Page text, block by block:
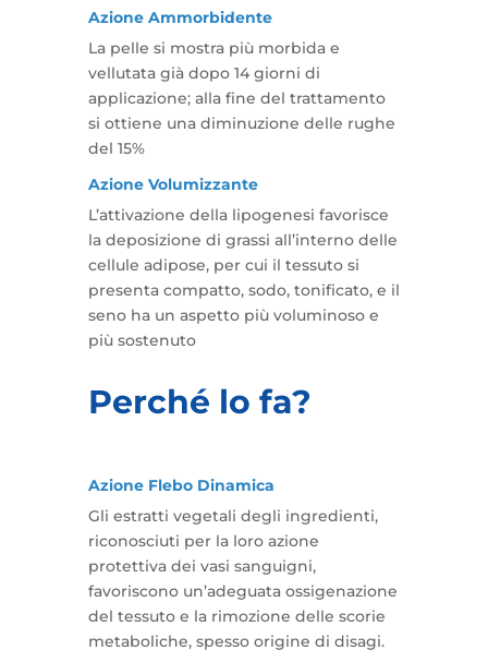
Azione Ammorbidente
La pelle si mostra più morbida e
vellutata già dopo 14 giorni di
applicazione; alla fine del trattamento
si ottiene una diminuzione delle rughe
del 15%
Azione Volumizzante
L’attivazione della lipogenesi favorisce
la deposizione di grassi all’interno delle
cellule adipose, per cui il tessuto si
presenta compatto, sodo, tonificato, e il
seno ha un aspetto più voluminoso e
più sostenuto
Perché lo fa?
Azione Flebo Dinamica
Gli estratti vegetali degli ingredienti,
riconosciuti per la loro azione
protettiva dei vasi sanguigni,
favoriscono un’adeguata ossigenazione
del tessuto e la rimozione delle scorie
metaboliche, spesso origine di disagi.